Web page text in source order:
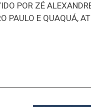
bebedouros
POR ZÉ
PAULO E QUAQUÁ,
na tarde de